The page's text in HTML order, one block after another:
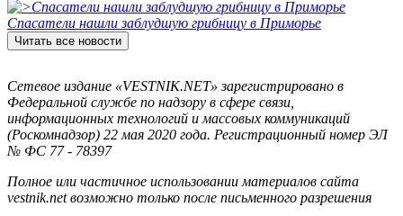
Спасатели нашли заблудшую грибницу в Приморье
Читать все новости
Сетевое издание «VESTNIK.NET» зарегистрировано в
Федеральной службе по надзору в сфере связи,
информационных технологий и массовых коммуникаций
(Роскомнадзор) 22 мая 2020 года. Регистрационный номер ЭЛ
№ ФС 77 - 78397
Полное или частичное использовании материалов сайта
vestnik.net возможно только после письменного разрешения